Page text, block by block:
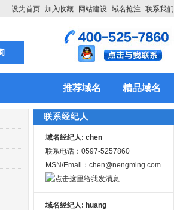
设为首页 加入收藏 网站建设 域名抢注 联系我们
推荐域名 精品域名
联系经纪人
域名经纪人: chen
联系电话：0597-5257860
MSN/Email：chen@nengming.com
域名经纪人: huang